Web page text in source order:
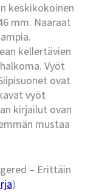
keskikokoinen
mm. Naaraat
kellertävien
Vyöt
ovat
vyöt
kirjailut ovan
mustaa
– Erittäin
)